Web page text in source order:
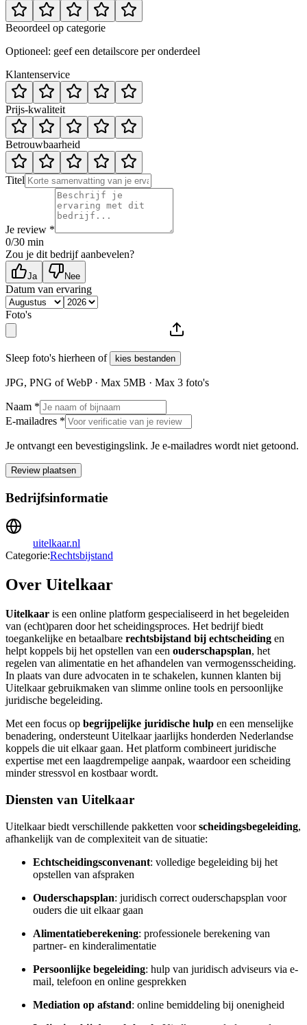
Beoordeel op categorie
Optioneel: geef een detailscore per onderdeel
Klantenservice
Prijs-kwaliteit
Betrouwbaarheid
Titel
Je review *
0/30 min
Zou je dit bedrijf aanbevelen?
Ja Nee
Datum van ervaring
Foto's
Sleep foto's hierheen of kies bestanden
JPG, PNG of WebP · Max 5MB · Max 3 foto's
Naam *
E-mailadres *
Je ontvangt een bevestigingslink. Je e-mailadres wordt niet getoond.
Review plaatsen
Bedrijfsinformatie
uitelkaar.nl
Categorie:Rechtsbijstand
Over Uitelkaar
Uitelkaar is een online platform gespecialiseerd in het begeleiden
van (echt)paren door het scheidingsproces. Het bedrijf biedt
toegankelijke en betaalbare rechtsbijstand bij echtscheiding en
helpt koppels bij het opstellen van een ouderschapsplan, het
regelen van alimentatie en het afhandelen van vermogensscheiding.
In plaats van dure advocaten in te schakelen, kunnen klanten bij
Uitelkaar gebruikmaken van slimme online tools en persoonlijke
juridische begeleiding.
Met een focus op begrijpelijke juridische hulp en een menselijke
benadering, ondersteunt Uitelkaar jaarlijks honderden Nederlandse
koppels die uit elkaar gaan. Het platform combineert juridische
expertise met een laagdrempelige aanpak, waardoor een scheiding
minder stressvol en kostbaar wordt.
Diensten van Uitelkaar
Uitelkaar biedt verschillende pakketten voorscheidingsbegeleiding,
afhankelijk van de complexiteit van de situatie:
Echtscheidingsconvenant: volledige begeleiding bij het
opstellen van afspraken
Ouderschapsplan: juridisch correct ouderschapsplan voor
ouders die uit elkaar gaan
Alimentatieberekening: professionele berekening van
partner- en kinderalimentatie
Persoonlijke begeleiding: hulp van juridisch adviseurs via e-
mail, telefoon en online gesprekken
Mediation op afstand: online bemiddeling bij onenigheid